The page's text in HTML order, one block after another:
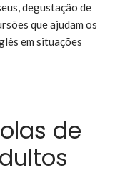
degustação de
que ajudam os
em situações
de